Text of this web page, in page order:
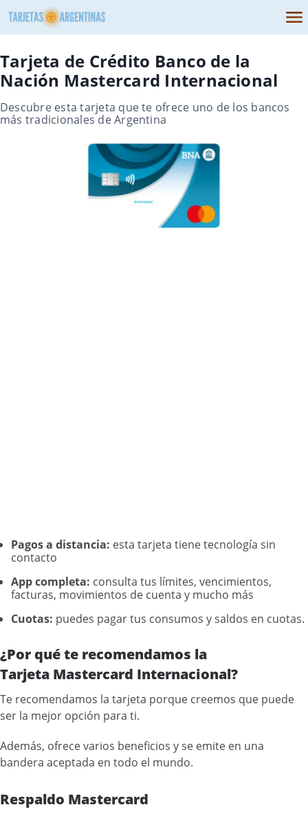
Tarjeta de Crédito Banco de la
Nación Mastercard Internacional
Descubre esta tarjeta que te ofrece uno de los bancos
más tradicionales de Argentina
Pagos a distancia: esta tarjeta tiene tecnología sin
contacto
App completa: consulta tus límites, vencimientos,
facturas, movimientos de cuenta y mucho más
Cuotas: puedes pagar tus consumos y saldos en cuotas.
¿Por qué te recomendamos la
Tarjeta Mastercard Internacional?
Te recomendamos la tarjeta porque creemos que puede
ser la mejor opción para ti.
Además, ofrece varios beneficios y se emite en una
bandera aceptada en todo el mundo.
Respaldo Mastercard